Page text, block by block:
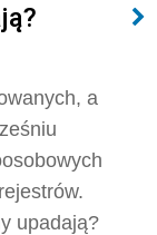
a
upadają?